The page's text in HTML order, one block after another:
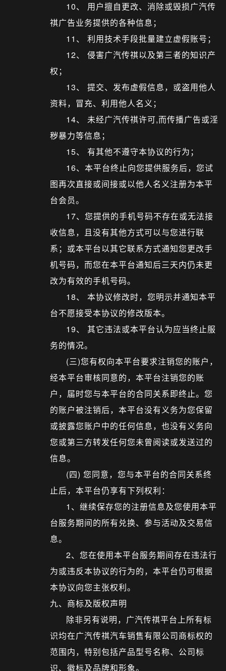
10、 用户擅自更改、消除或毁损广汽传
祺广告业务提供的各种信息；
11、 利用技术手段批量建立虚假账号；
12、 侵害广汽传祺以及第三者的知识产
权；
13、 提交、发布虚假信息，或盗用他人
资料，冒充、利用他人名义；
14、 未经广汽传祺许可,而传播广告或淫
秽暴力等信息；
15、 有其他不遵守本协议的行为；
16、本平台终止向您提供服务后，您试
图再次直接或间接或以他人名义注册为本平
台会员。
17、您提供的手机号码不存在或无法接
收信息，且没有其他方式可以与您进行联
系；或本平台以其它联系方式通知您更改手
机号码，而您在本平台通知后三天内仍未更
改为有效的手机号码。
18、 本协议修改时，您明示并通知本平
台不愿接受本协议的修改版本。
19、 其它违法或本平台认为应当终止服
务的情况。
(三)您有权向本平台要求注销您的账户，
经本平台审核同意的，本平台注销您的账
户，届时您与本平台的合同关系即终止。您
的账户被注销后，本平台没有义务为您保留
或披露您账户中的任何信息，也没有义务向
您或第三方转发任何您未曾阅读或发送过的
信息。
(四) 您同意，您与本平台的合同关系终
止后，本平台仍享有下列权利：
1、继续保存您的注册信息及您使用本平
台服务期间的所有兑换、参与活动及交易信
息。
2、您在使用本平台服务期间存在违法行
为或违反本协议的行为的，本平台仍可根据
本协议向您主张权利。
九、商标及版权声明
除非另有说明，广汽传祺平台上所有标
识均在广汽传祺汽车销售有限公司商标权的
范围内，特别包括产品型号名称、公司标
识、徽标及品牌和形象。